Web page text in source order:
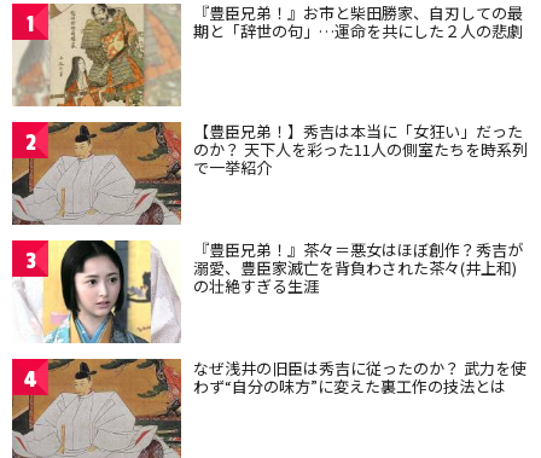
1 『豊臣兄弟！』お市と柴田勝家、自刃しての最
期と「辞世の句」…運命を共にした２人の悲劇
2 【豊臣兄弟！】秀吉は本当に「女狂い」だった
のか？ 天下人を彩った11人の側室たちを時系列
で一挙紹介
3 『豊臣兄弟！』茶々＝悪女はほぼ創作？秀吉が
溺愛、豊臣家滅亡を背負わされた茶々(井上和)
の壮絶すぎる生涯
4 なぜ浅井の旧臣は秀吉に従ったのか？ 武力を使
わず“自分の味方”に変えた裏工作の技法とは